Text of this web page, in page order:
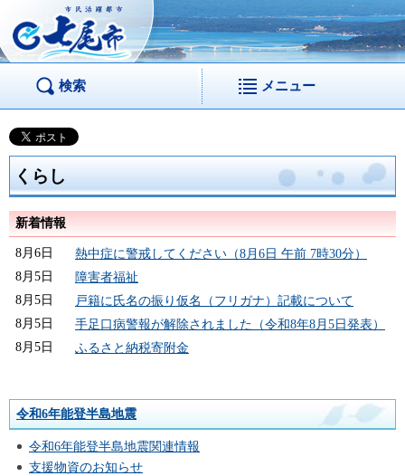
市民活躍都市 七尾
市
検索 メニュー
くらし
新着情報
8月6日
熱中症に警戒してください（8月6日 午前 7時30分）
8月5日
障害者福祉
8月5日
戸籍に氏名の振り仮名（フリガナ）記載について
8月5日
手足口病警報が解除されました（令和8年8月5日発表）
8月5日
ふるさと納税寄附金
令和6年能登半島地震
令和6年能登半島地震関連情報
支援物資のお知らせ